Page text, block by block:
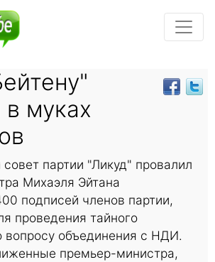
муках
партии "Ликуд" провалил
Михаэля Эйтана
подписей членов партии,
проведения тайного
вопросу объединения с НДИ.
премьер-министра,